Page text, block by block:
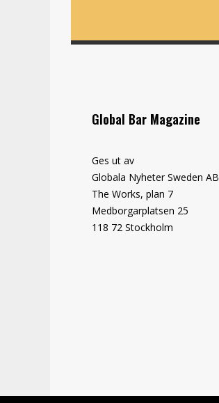
Global Bar Magazine
Ges ut av
Globala Nyheter Sweden AB
The Works, plan 7
Medborgarplatsen 25
118 72 Stockholm